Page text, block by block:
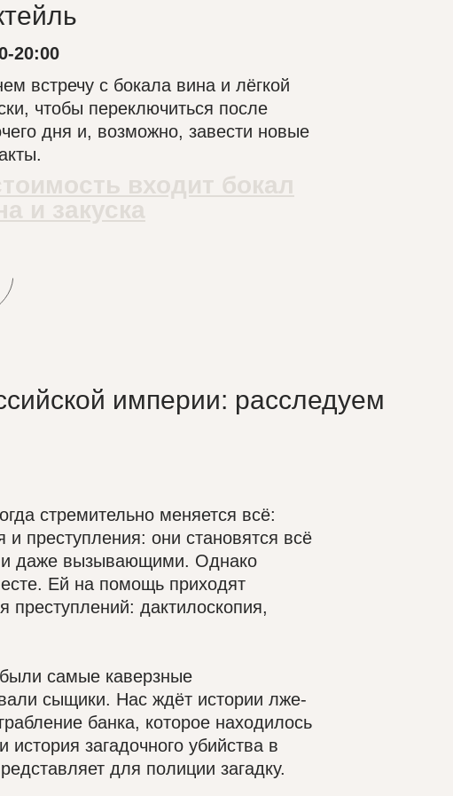
входит бокал
и закуска
стремительно меняется всё:
преступления: они становятся всё
даже вызывающими. Однако
Ей на помощь приходят
преступлений: дактилоскопия,
самые каверзные
сыщики. Нас ждёт истории лже-
банка, которое находилось
загадочного убийства в
для полиции загадку.
империи: расследуем
20:00
встречу с бокала вина и лёгкой
чтобы переключиться после
дня и, возможно, завести новые